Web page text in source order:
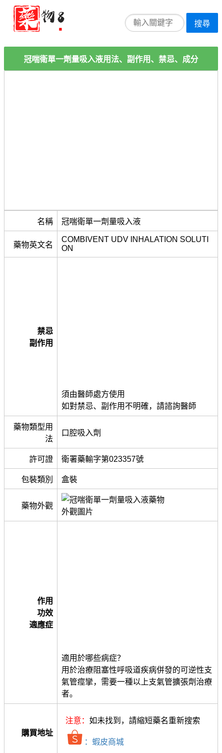
搜尋
冠喘衛單一劑量吸入液用法、副作用、禁忌、成分
名稱 冠喘衛單一劑量吸入液
藥物英文名
COMBIVENT UDV INHALATION SOLUTI
ON
禁忌
副作用
須由醫師處方使用
如對禁忌、副作用不明確，請諮詢醫師
藥物類型用
法
口腔吸入劑
許可證 衛署藥輸字第023357號
包裝類別 盒裝
藥物外觀
作用
功效
適應症
適用於哪些病症？
用於治療阻塞性呼吸道疾病併發的可逆性支
氣管痙攣，需要一種以上支氣管擴張劑治療
者。
購買地址
注意： 如未找到，請縮短藥名重新搜索
：蝦皮商城